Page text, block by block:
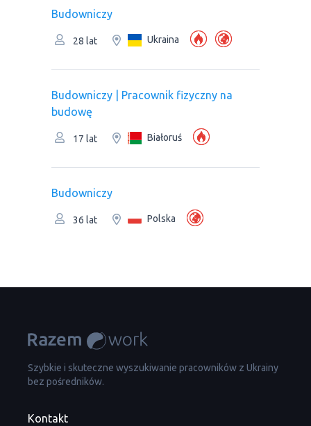
Budowniczy
28 lat Ukraina
Budowniczy | Pracownik fizyczny na
budowę
17 lat Białoruś
Budowniczy
36 lat Polska
Szybkie i skuteczne wyszukiwanie pracowników z Ukrainy
bez pośredników.
Kontakt